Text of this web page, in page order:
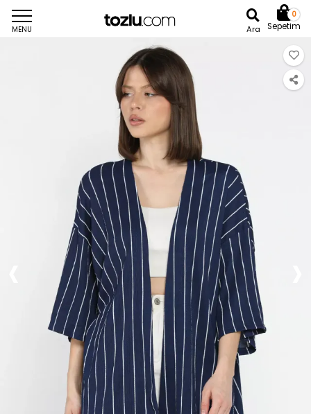
MENU Ara
0
Sepetim